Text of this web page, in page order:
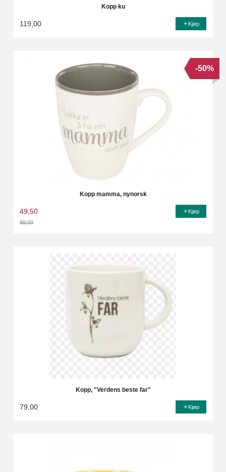
Kopp ku
119,00 Kjøp
Kopp mamma, nynorsk
49,50
99,00
-50%
Kjøp
Kopp, "Verdens beste far"
79,00 Kjøp